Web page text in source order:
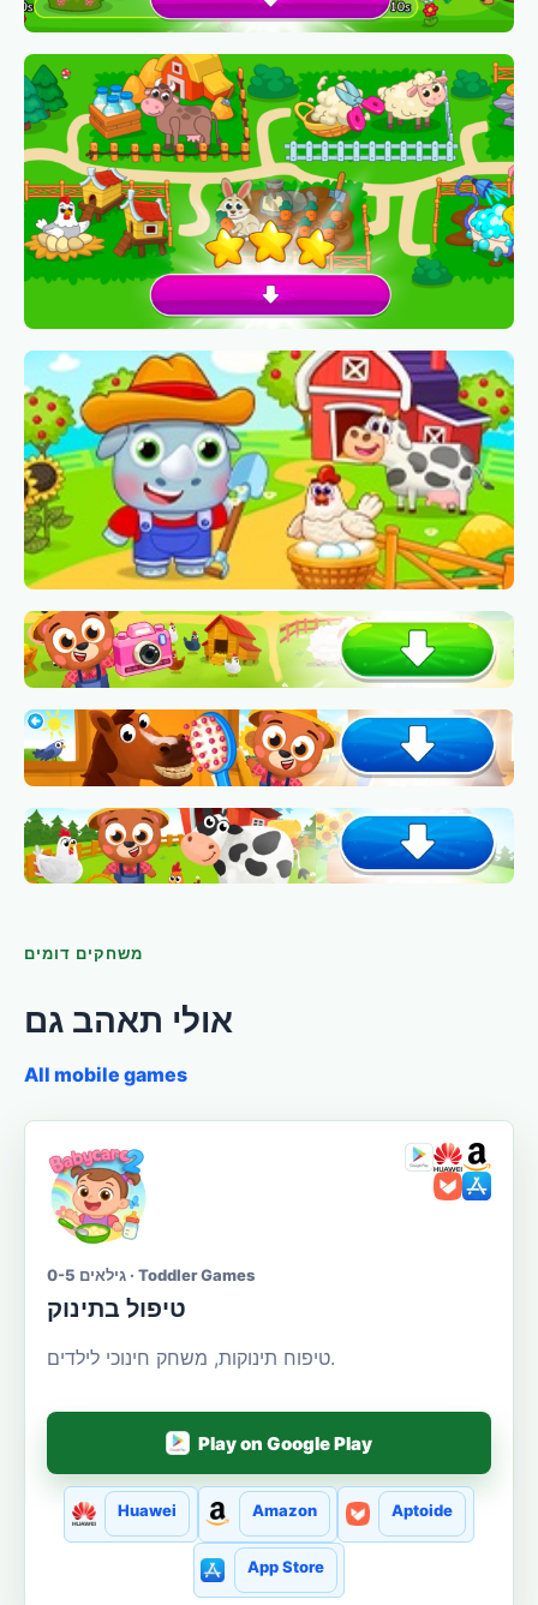
משחקים דומים
אולי תאהב גם
All mobile games
גילאים 0-5 · Toddler Games
טיפול בתינוק
טיפוח תינוקות, משחק חינוכי לילדים.
Play on Google Play
Huawei Amazon Aptoide
App Store